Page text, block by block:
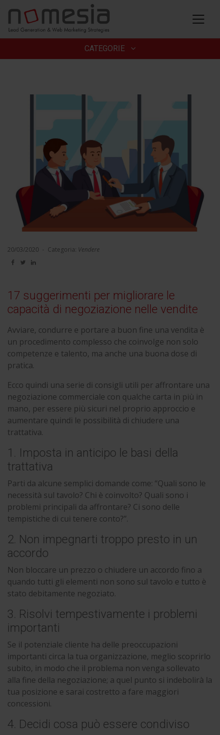
CATEGORIE
20/03/2020 - Categoria: Vendere
17 suggerimenti per migliorare le
capacità di negoziazione nelle vendite
Avviare, condurre e portare a buon fine una vendita è
un procedimento complesso che coinvolge non solo
competenze e talento, ma anche una buona dose di
pratica.
Ecco quindi una serie di consigli utili per affrontare una
negoziazione commerciale con qualche carta in più in
mano, per essere più sicuri nel proprio approccio e
aumentare quindi le possibilità di chiudere una
trattativa.
1. Imposta in anticipo le basi della
trattativa
Parti da alcune semplici domande come: “Quali sono le
necessità sul tavolo? Chi è coinvolto? Quali sono i
problemi principali da affrontare? Ci sono delle
tempistiche di cui tenere conto?”.
2. Non impegnarti troppo presto in un
accordo
Non bloccare un prezzo o chiudere un accordo fino a
quando tutti gli elementi non sono sul tavolo e tutto è
stato debitamente negoziato.
3. Risolvi tempestivamente i problemi
importanti
Se il potenziale cliente ha delle preoccupazioni
importanti circa la tua organizzazione, meglio scoprirlo
subito, in modo che il problema non venga sollevato
alla fine della negoziazione; a quel punto si indebolirà la
tua posizione e sarai costretto a fare maggiori
concessioni.
4. Decidi cosa può essere condiviso